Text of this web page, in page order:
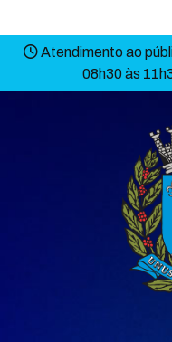
Atendimento ao
08h30 às